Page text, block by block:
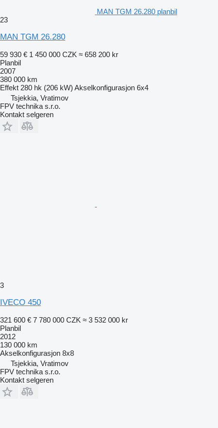
MAN TGM 26.280 planbil
23
MAN TGM 26.280
59 930 € 1 450 000 CZK ≈ 658 200 kr
Planbil
2007
380 000 km
Effekt 280 hk (206 kW) Akselkonfigurasjon 6x4
Tsjekkia, Vratimov
FPV technika s.r.o.
Kontakt selgeren
3
IVECO 450
321 600 € 7 780 000 CZK ≈ 3 532 000 kr
Planbil
2012
130 000 km
Akselkonfigurasjon 8x8
Tsjekkia, Vratimov
FPV technika s.r.o.
Kontakt selgeren